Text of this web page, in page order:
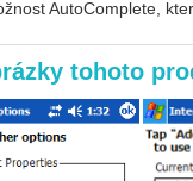
AutoComplete,
tohoto